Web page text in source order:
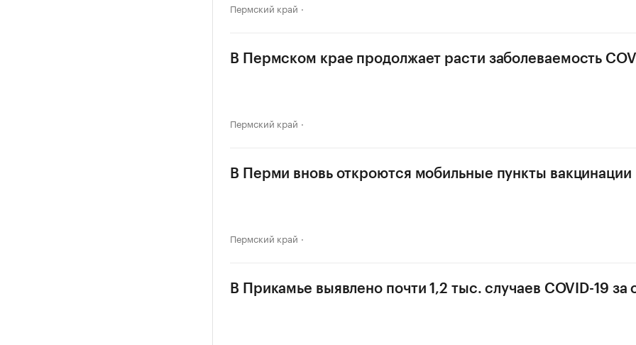
Пермский край
В Пермском крае продолжает расти заболеваемость
Пермский край
В Перми вновь откроются мобильные пункты вакцинации
Пермский край
В Прикамье выявлено почти 1,2 тыс. случаев COVID-19 за